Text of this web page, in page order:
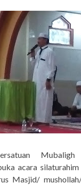
acara
Masjid/